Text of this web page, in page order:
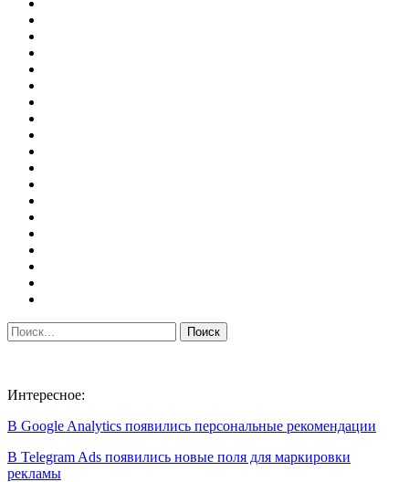
Интересное:
В Google Analytics появились персональные рекомендации
В Telegram Ads появились новые поля для маркировки
рекламы